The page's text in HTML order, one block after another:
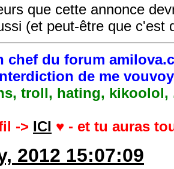
que cette annonce
(et peut-être que c'est
chef du forum
de me
troll, hating, kikoolol,
-> ICI ♥ - et tu auras
2012 15:07:09